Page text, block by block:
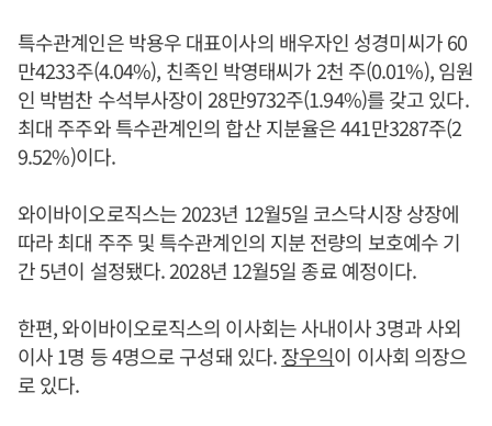
특수관계인은 박용우 대표이사의 배우자인 성경미씨가 60
만4233주(4.04%), 친족인 박영태씨가 2천 주(0.01%), 임원
인 박범찬 수석부사장이 28만9732주(1.94%)를 갖고 있다.
최대 주주와 특수관계인의 합산 지분율은 441만3287주(2
9.52%)이다.
와이바이오로직스는 2023년 12월5일 코스닥시장 상장에
따라 최대 주주 및 특수관계인의 지분 전량의 보호예수 기
간 5년이 설정됐다. 2028년 12월5일 종료 예정이다.
한편, 와이바이오로직스의 이사회는 사내이사 3명과 사외
이사 1명 등 4명으로 구성돼 있다.장우익이 이사회 의장으
로 있다.